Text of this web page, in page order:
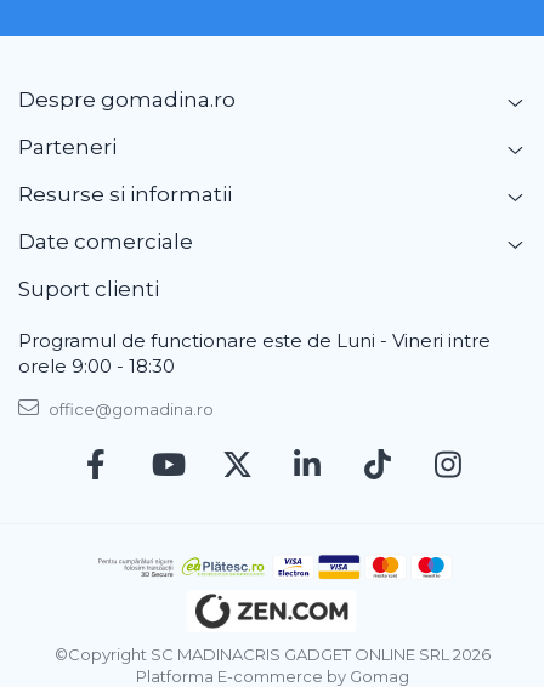
Despre gomadina.ro
Parteneri
Resurse si informatii
Date comerciale
Suport clienti
Programul de functionare este de Luni - Vineri intre
orele 9:00 - 18:30
office@gomadina.ro
©Copyright SC MADINACRIS GADGET ONLINE SRL 2026
Platforma E-commerce by Gomag